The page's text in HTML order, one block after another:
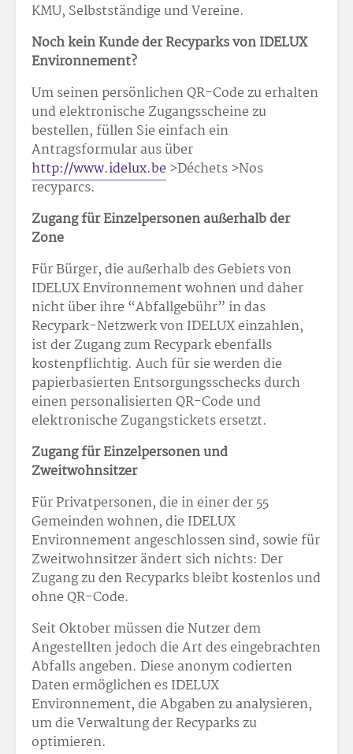
KMU, Selbstständige und Vereine.
Noch kein Kunde der Recyparks von IDELUX
Environnement?
Um seinen persönlichen QR-Code zu erhalten
und elektronische Zugangsscheine zu
bestellen, füllen Sie einfach ein
Antragsformular aus über
http://www.idelux.be>Déchets >Nos
recyparcs.
Zugang für Einzelpersonen außerhalb der
Zone
Für Bürger, die außerhalb des Gebiets von
IDELUX Environnement wohnen und daher
nicht über ihre “Abfallgebühr” in das
Recypark-Netzwerk von IDELUX einzahlen,
ist der Zugang zum Recypark ebenfalls
kostenpflichtig. Auch für sie werden die
papierbasierten Entsorgungsschecks durch
einen personalisierten QR-Code und
elektronische Zugangstickets ersetzt.
Zugang für Einzelpersonen und
Zweitwohnsitzer
Für Privatpersonen, die in einer der 55
Gemeinden wohnen, die IDELUX
Environnement angeschlossen sind, sowie für
Zweitwohnsitzer ändert sich nichts: Der
Zugang zu den Recyparks bleibt kostenlos und
ohne QR-Code.
Seit Oktober müssen die Nutzer dem
Angestellten jedoch die Art des eingebrachten
Abfalls angeben. Diese anonym codierten
Daten ermöglichen es IDELUX
Environnement, die Abgaben zu analysieren,
um die Verwaltung der Recyparks zu
optimieren.